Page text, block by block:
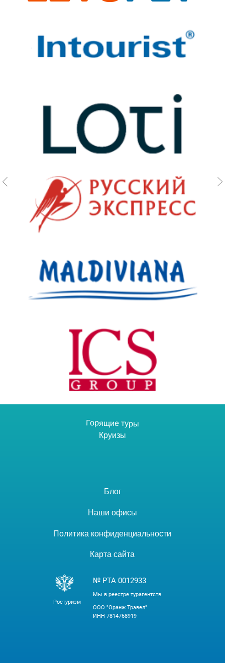
Блог
Наши офисы
Политика конфиденциальности
Карта сайта
ООО "Оранж Трэвел"
ИНН 7814768919
Горящие туры
Круизы
Мы в реестре турагентств
Ростуризм
№ РТА 0012933